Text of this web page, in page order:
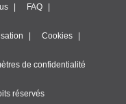
FAQ
Cookies
de confidentialité
réservés